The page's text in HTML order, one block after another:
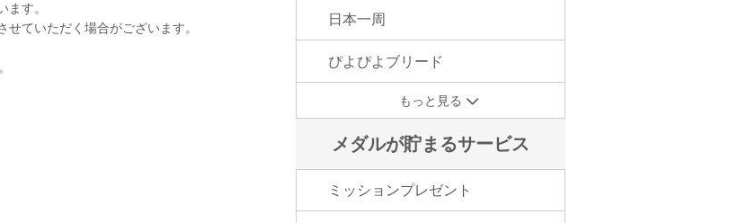
す。
ていただく場合がございます。
日本一周
ぴよぴよブリード
もっと見る
メダルが貯まるサービス
ミッションプレゼント